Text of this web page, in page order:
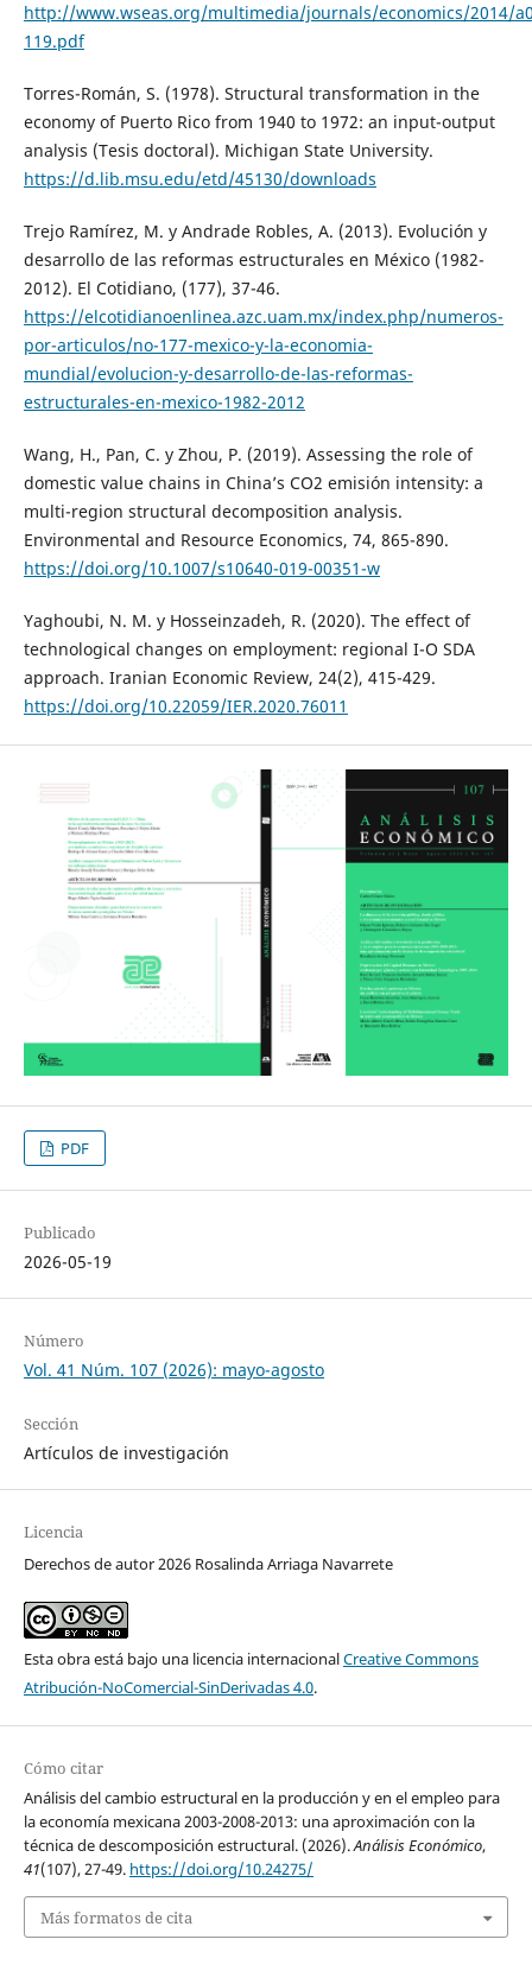
http://www.wseas.org/multimedia/journals/economics/2014/
119.pdf
Torres-Román, S. (1978). Structural transformation in the
economy of Puerto Rico from 1940 to 1972: an input-output
analysis (Tesis doctoral). Michigan State University.
https://d.lib.msu.edu/etd/45130/downloads
Trejo Ramírez, M. y Andrade Robles, A. (2013). Evolución y
desarrollo de las reformas estructurales en México (1982-
2012). El Cotidiano, (177), 37-46.
https://elcotidianoenlinea.azc.uam.mx/index.php/numeros-
por-articulos/no-177-mexico-y-la-economia-
mundial/evolucion-y-desarrollo-de-las-reformas-
estructurales-en-mexico-1982-2012
Wang, H., Pan, C. y Zhou, P. (2019). Assessing the role of
domestic value chains in China’s CO2 emisión intensity: a
multi-region structural decomposition analysis.
Environmental and Resource Economics, 74, 865-890.
https://doi.org/10.1007/s10640-019-00351-w
Yaghoubi, N. M. y Hosseinzadeh, R. (2020). The effect of
technological changes on employment: regional I-O SDA
approach. Iranian Economic Review, 24(2), 415-429.
https://doi.org/10.22059/IER.2020.76011
PDF
Publicado
2026-05-19
Número
Vol. 41 Núm. 107 (2026): mayo-agosto
Sección
Artículos de investigación
Licencia
Derechos de autor 2026 Rosalinda Arriaga Navarrete
Esta obra está bajo una licencia internacionalCreative Commons
Atribución-NoComercial-SinDerivadas 4.0.
Cómo citar
Análisis del cambio estructural en la producción y en el empleo para
la economía mexicana 2003-2008-2013: una aproximación con la
técnica de descomposición estructural. (2026).Análisis Económico,
41(107), 27-49. https://doi.org/10.24275/
Más formatos de cita